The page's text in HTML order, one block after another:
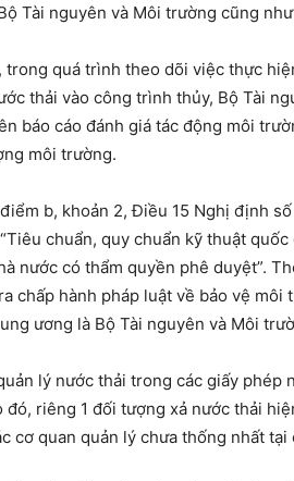
Tài nguyên và Môi trường cũng
trong quá trình theo dõi việc thực
thải vào công trình thủy, Bộ Tài
báo cáo đánh giá tác động môi
môi trường.
b, khoản 2, Điều 15 Nghị định
chuẩn, quy chuẩn kỹ thuật
nước có thẩm quyền phê duyệt”.
chấp hành pháp luật về bảo vệ
ương là Bộ Tài nguyên và Môi
lý nước thải trong các giấy phép
đó, riêng 1 đối tượng xả nước thải
cơ quan quản lý chưa thống nhất